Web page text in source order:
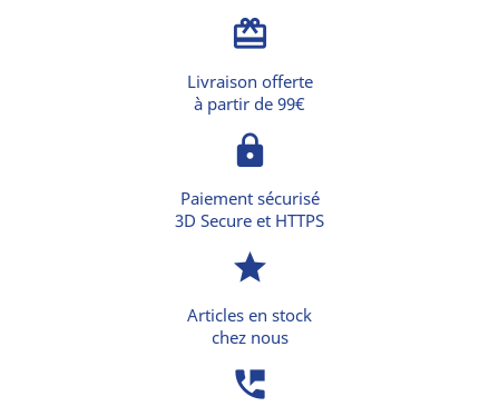
card_giftcard
Livraison offerte
à partir de 99€
lock
Paiement sécurisé
3D Secure et HTTPS
star
Articles en stock
chez nous
perm_phone_msg